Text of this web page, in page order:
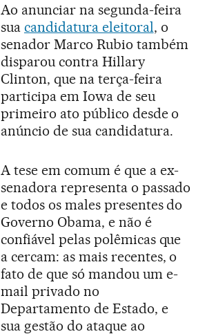
Ao anunciar na segunda-feira
sua candidatura eleitoral, o
senador Marco Rubio também
disparou contra Hillary
Clinton, que na terça-feira
participa em Iowa de seu
primeiro ato público desde o
anúncio de sua candidatura.
A tese em comum é que a ex-
senadora representa o passado
e todos os males presentes do
Governo Obama, e não é
confiável pelas polêmicas que
a cercam: as mais recentes, o
fato de que só mandou um e-
mail privado no
Departamento de Estado, e
sua gestão do ataque ao